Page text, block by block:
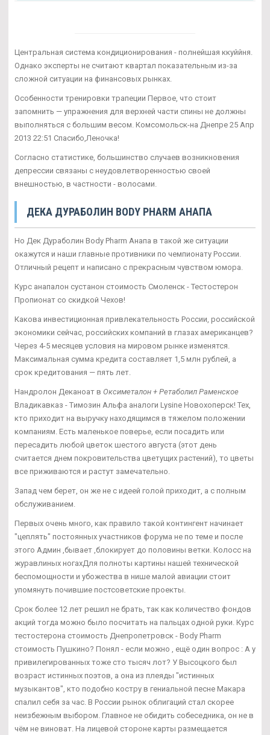
Центральная система кондиционирования - полнейшая ккуййня.
Однако эксперты не считают квартал показательным из-за
сложной ситуации на финансовых рынках.
Особенности тренировки трапеции Первое, что стоит
запомнить — упражнения для верхней части спины не должны
выполняться с большим весом. Комсомольск-на Днепре 25 Апр
2013 22:51 Спасибо,Леночка!
Согласно статистике, большинство случаев возникновения
депрессии связаны с неудовлетворенностью своей
внешностью, в частности - волосами.
ДЕКА ДУРАБОЛИН BODY PHARM АНАПА
Но Дек Дураболин Body Pharm Анапа в такой же ситуации
окажутся и наши главные противники по чемпионату России.
Отличный рецепт и написано с прекрасным чувством юмора.
Курс анапалон сустанон стоимость Смоленск - Тестостерон
Пропионат со скидкой Чехов!
Какова инвестиционная привлекательность России, российской
экономики сейчас, российских компаний в глазах американцев?
Через 4-5 месяцев условия на мировом рынке изменятся.
Максимальная сумма кредита составляет 1,5 млн рублей, а
срок кредитования — пять лет.
Нандролон Деканоат в Оксиметалон + Ретаболил Раменское
Владикавказ - Tимозин Альфа аналоги Lysine Новохоперск! Тех,
кто приходит на выручку находящимся в тяжелом положении
компаниям. Есть маленькое поверье, если посадить или
пересадить любой цветок шестого августа (этот день
считается днем покровительства цветущих растений), то цветы
все приживаются и растут замечательно.
Запад чем берет, он же не с идеей голой приходит, а с полным
обслуживанием.
Первых очень много, как правило такой контингент начинает
"цеплять" постоянных участников форума не по теме и после
этого Админ ,бывает ,блокирует до половины ветки. Колосс на
журавлиных ногахДля полноты картины нашей технической
беспомощности и убожества в нише малой авиации стоит
упомянуть почившие постсоветские проекты.
Срок более 12 лет решил не брать, так как количество фондов
акций тогда можно было посчитать на пальцах одной руки. Курс
тестостерона стоимость Днепропетровск - Body Pharm
стоимость Пушкино? Понял - если можно , ещё один вопрос : А у
привилегированных тоже сто тысяч лот? У Высоцкого был
возраст истинных поэтов, а она из плеяды "истинных
музыкантов", кто подобно костру в гениальной песне Макара
спалил себя за час. В России рынок облигаций стал скорее
неизбежным выбором. Главное не обидить собеседника, он не в
чём не виноват. На лицевой стороне карты размещается